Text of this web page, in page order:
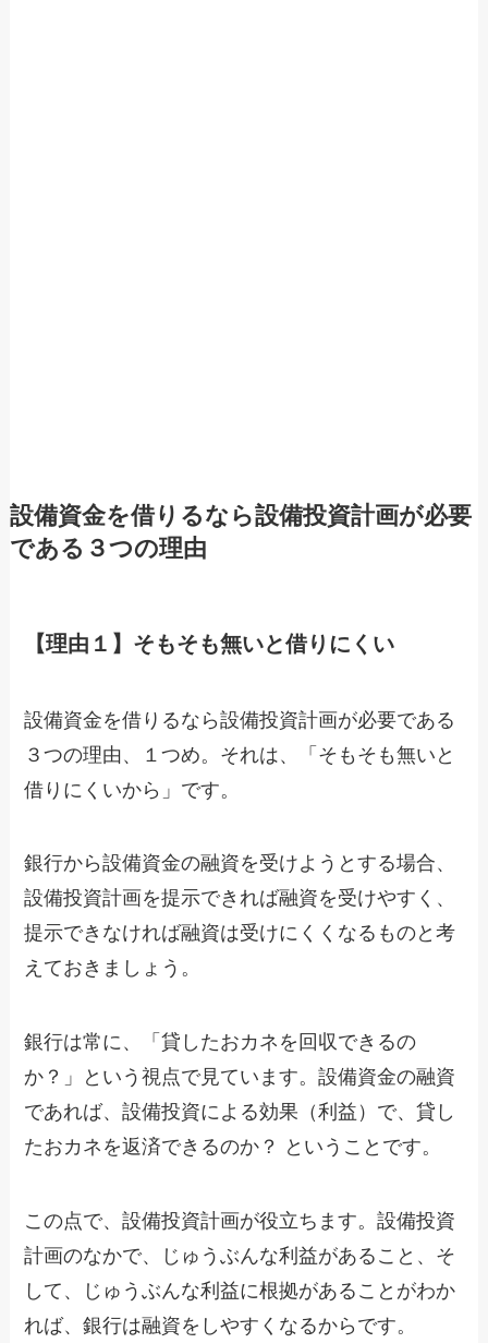
設備資金を借りるなら設備投資計画が必要
である３つの理由
【理由１】そもそも無いと借りにくい
設備資金を借りるなら設備投資計画が必要である
３つの理由、１つめ。それは、「そもそも無いと
借りにくいから」です。
銀行から設備資金の融資を受けようとする場合、
設備投資計画を提示できれば融資を受けやすく、
提示できなければ融資は受けにくくなるものと考
えておきましょう。
銀行は常に、「貸したおカネを回収できるの
か？」という視点で見ています。設備資金の融資
であれば、設備投資による効果（利益）で、貸し
たおカネを返済できるのか？ ということです。
この点で、設備投資計画が役立ちます。設備投資
計画のなかで、じゅうぶんな利益があること、そ
して、じゅうぶんな利益に根拠があることがわか
れば、銀行は融資をしやすくなるからです。